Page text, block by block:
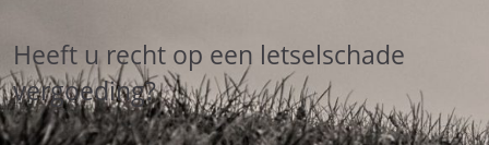
Heeft u recht op een letselschade
vergoeding?